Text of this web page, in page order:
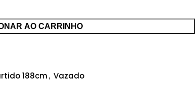
AO CARRINHO
188cm , Vazado